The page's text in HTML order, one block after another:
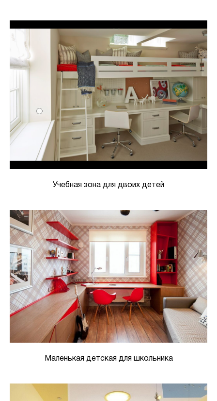
Учебная зона для двоих детей
Маленькая детская для школьника